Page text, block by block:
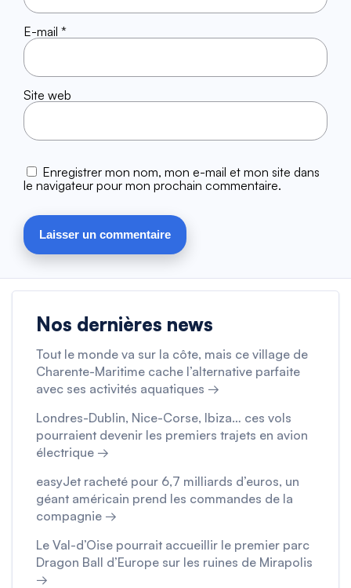
E-mail *
Site web
Enregistrer mon nom, mon e-mail et mon site dans
le navigateur pour mon prochain commentaire.
Nos dernières news
Tout le monde va sur la côte, mais ce village de
Charente-Maritime cache l’alternative parfaite
avec ses activités aquatiques →
Londres-Dublin, Nice-Corse, Ibiza… ces vols
pourraient devenir les premiers trajets en avion
électrique →
easyJet racheté pour 6,7 milliards d’euros, un
géant américain prend les commandes de la
compagnie →
Le Val-d’Oise pourrait accueillir le premier parc
Dragon Ball d’Europe sur les ruines de Mirapolis
→